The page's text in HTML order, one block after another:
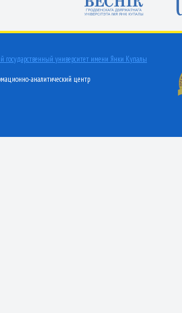
государственный университет имени Янки Купалы
аналитический центр